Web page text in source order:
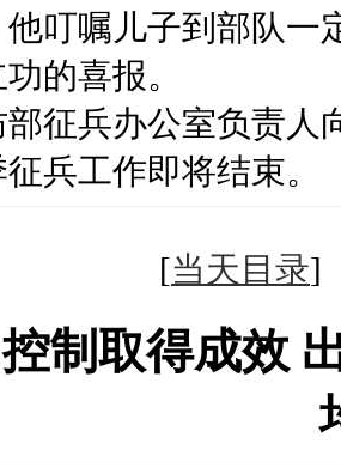
叮嘱儿子到部队一
的喜报。
征兵办公室负责人
兵工作即将结束。
[当天目录
制取得成效